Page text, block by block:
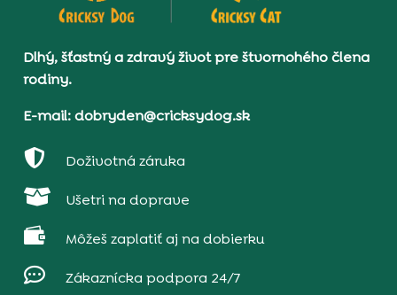
Dlhý, šťastný a zdravý život pre štvornohého člena
rodiny.
E-mail: dobryden@cricksydog.sk
 Doživotná záruka
 Ušetri na doprave
 Môžeš zaplatiť aj na dobierku
 Zákaznícka podpora 24/7